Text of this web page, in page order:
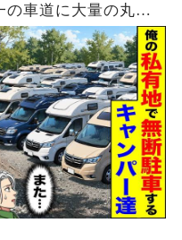
車道に大量の丸太